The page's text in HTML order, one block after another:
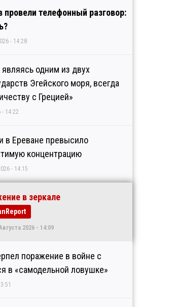
телефонный разговор:
- 14:28
одним из двух
Эгейского моря, всегда
с Грецией»
- 14:22
в Ереване превысило
концентрацию
- 14:15
в зеркале
2026 - 14:09
поражение в войне с
в «самодельной ловушке»